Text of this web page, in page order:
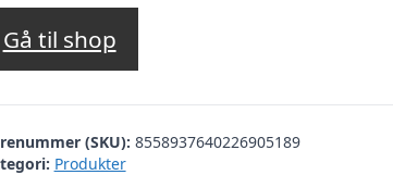
var:
kr. 4.862,00.kr.
Gå til shop
(SKU): 8558937640226905189
Produkter